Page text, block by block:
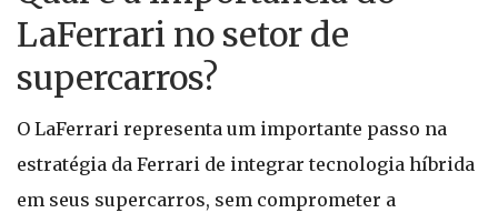
LaFerrari no setor de
supercarros?
O LaFerrari representa um importante passo na
estratégia da Ferrari de integrar tecnologia híbrida
em seus supercarros, sem comprometer a